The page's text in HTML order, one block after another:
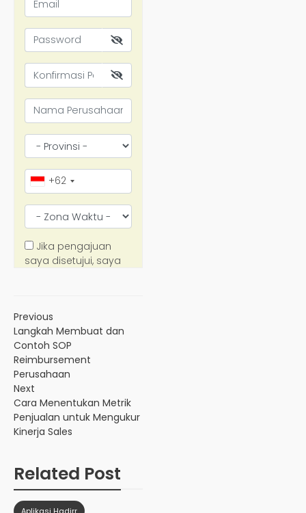
Previous
Langkah Membuat dan
Contoh SOP
Reimbursement
Perusahaan
Next
Cara Menentukan Metrik
Penjualan untuk Mengukur
Kinerja Sales
Related Post